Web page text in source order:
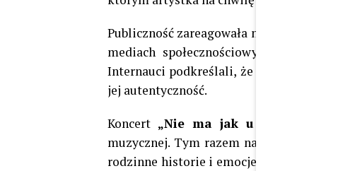
Publiczność zareagowała natychmiast.
mediach społecznościowych zaroiło
Internauci podkreślali, że dawno nie
jej autentyczność.
Koncert „Nie ma jak u mamy”
muzycznej. Tym razem najważniejsze
rodzinne historie i emocje, które